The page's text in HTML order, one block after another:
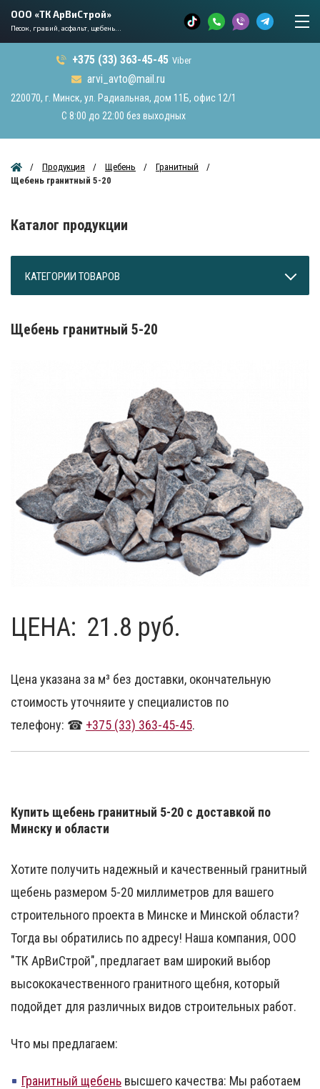
+375 (33) 363-45-45 Viber
arvi_avto@mail.ru
220070, г. Минск, ул. Радиальная, дом 11Б, офис 12/1
С 8:00 до 22:00 без выходных
ООО «ТК АрВиСтрой»
Песок, гравий, асфальт, щебень...
Продукция Щебень
Гранитный
Щебень гранитный 5-20
Каталог продукции
КАТЕГОРИИ ТОВАРОВ
Щебень гранитный 5-20
ЦЕНА: 21.8 руб.
Цена указана за м³ без доставки, окончательную
стоимость уточняите у специалистов по
телефону: ☎ +375 (33) 363-45-45.
Купить щебень гранитный 5-20 с доставкой по
Минску и области
Хотите получить надежный и качественный гранитный
щебень размером 5-20 миллиметров для вашего
строительного проекта в Минске и Минской области?
Тогда вы обратились по адресу! Наша компания, ООО
"ТК АрВиСтрой", предлагает вам широкий выбор
высококачественного гранитного щебня, который
подойдет для различных видов строительных работ.
Что мы предлагаем:
Гранитный щебень высшего качества: Мы работаем